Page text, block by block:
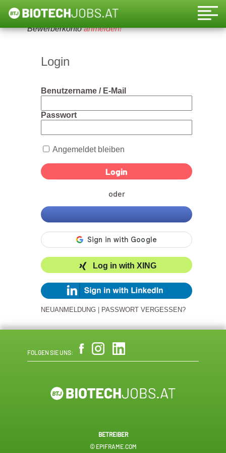
Um diese Funktion nutzen zu können, bitte ein
Bewerberkontoanmelden!
Login
Benutzername / E-Mail
Passwort
Angemeldet bleiben
oder
Log in with XING
NEUANMELDUNG PASSWORT VERGESSEN?
FOLGEN SIE UNS:
BETREIBER
© EPIFRAME.COM